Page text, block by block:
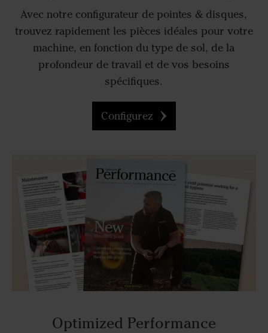
Avec notre configurateur de pointes & disques,
trouvez rapidement les pièces idéales pour votre
machine, en fonction du type de sol, de la
profondeur de travail et de vos besoins
spécifiques.
Configurez
Optimized Performance